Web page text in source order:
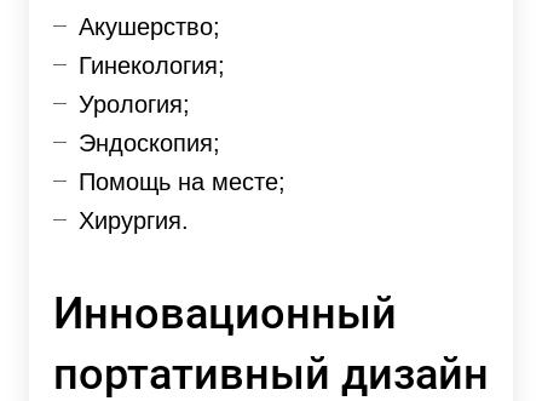
Акушерство;
Гинекология;
Урология;
Эндоскопия;
Помощь на месте;
Хирургия.
Инновационный
портативный дизайн